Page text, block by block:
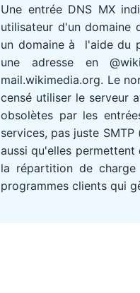
Une entrée DNS MX
utilisateur d'un domaine
un domaine à l'aide du
une adresse en
mail.wikimedia.org. Le
censé utiliser le serveur
obsolètes par les
services, pas juste
aussi qu'elles
la répartition de
programmes clients qui